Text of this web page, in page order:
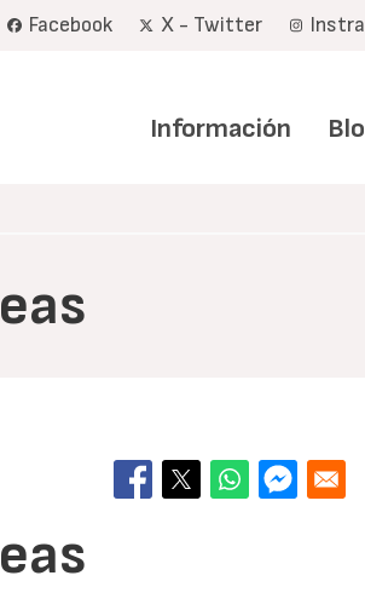
Facebook X - Twitter
Información